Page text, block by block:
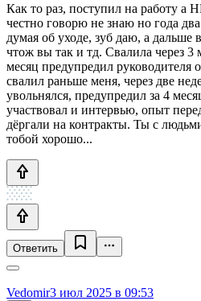
Как то раз, поступил на работу а
честно говорю не знаю но года
думая об уходе, зуб даю, а дальше
чтож вы так и тд. Свалила через 3
месяц предупредил руководителя
свалил раньше меня, через две
увольнялся, предупредил за 4
участвовал и интервью, опыт
дёргали на контракты. Ты с
тобой хорошо...
Ответить
Vedomir3 июл 2025 в 09:53